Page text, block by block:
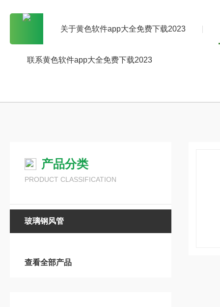
关于黄色软件app大全免费下载2023
联系黄色软件app大全免费下载2023
产品分类
PRODUCT CLASSIFICATION
玻璃钢风管
查看全部产品